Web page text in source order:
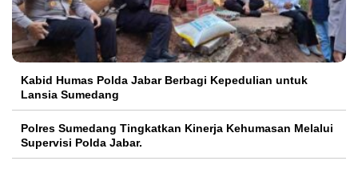
Kabid Humas Polda Jabar Berbagi Kepedulian untuk
Lansia Sumedang
Polres Sumedang Tingkatkan Kinerja Kehumasan Melalui
Supervisi Polda Jabar.